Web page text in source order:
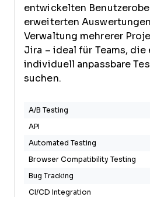
entwickelten
erweiterten
Verwaltung mehrerer
Jira – ideal für Teams,
individuell anpassbare
suchen.
A/B Testing
API
Automated Testing
Browser Compatibility Testing
Bug Tracking
CI/CD Integration